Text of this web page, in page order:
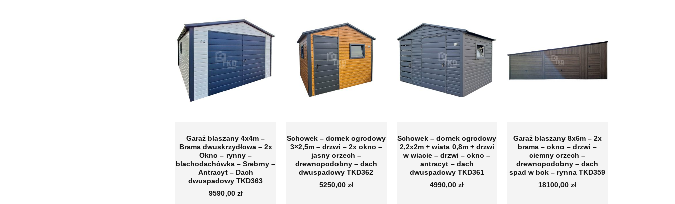
Garaż blaszany 4x4m –
Brama dwuskrzydłowa – 2x
Okno – rynny –
blachodachówka – Srebrny –
Antracyt – Dach
dwuspadowy TKD363
9590,00 zł
Schowek – domek ogrodowy
3×2,5m – drzwi – 2x okno –
jasny orzech –
drewnopodobny – dach
dwuspadowy TKD362
5250,00 zł
Schowek – domek ogrodowy
2,2x2m + wiata 0,8m + drzwi
w wiacie – drzwi – okno –
antracyt – dach
dwuspadowy TKD361
4990,00zł
Garaż blaszany 8x6m – 2x
brama – okno – drzwi –
ciemny orzech –
drewnopodobny – dach
spad w bok – rynna TKD359
18100,00zł